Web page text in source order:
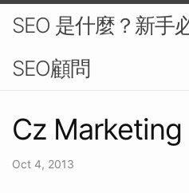
SEO 是什麼？新手
SEO顧問
Cz
Oct 4, 2013